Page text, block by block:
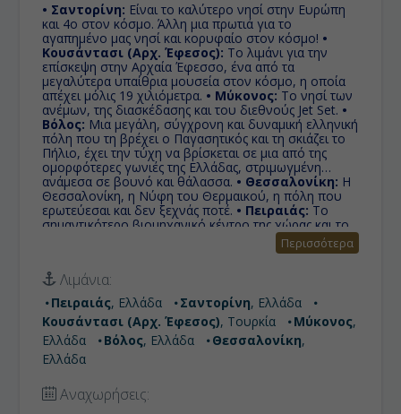
• Σαντορίνη: Είναι το καλύτερο νησί στην Ευρώπη
και 4ο στον κόσμο. Άλλη μια πρωτιά για το
αγαπημένο μας νησί και κορυφαίο στον κόσμο! •
Κουσάντασι (Αρχ. Έφεσος): Το λιμάνι για την
επίσκεψη στην Αρχαία Έφεσσο, ένα από τα
μεγαλύτερα υπαίθρια μουσεία στον κόσμο, η οποία
απέχει μόλις 19 χιλιόμετρα. • Μύκονος:Το νησί των
ανέμων, της διασκέδασης και του διεθνούς Jet Set. •
Βόλος: Μια μεγάλη, σύγχρονη και δυναμική ελληνική
πόλη που τη βρέχει ο Παγασητικός και τη σκιάζει το
Πήλιο, έχει την τύχη να βρίσκεται σε μια από της
ομορφότερες γωνιές της Ελλάδας, στριμωγμένη
ανάμεσα σε βουνό και θάλασσα. • Θεσσαλονίκη: Η
Θεσσαλονίκη, η Νύφη του Θερμαικού, η πόλη που
ερωτεύεσαι και δεν ξεχνάς ποτέ. • Πειραιάς: Το
σημαντικότερο βιομηχανικό κέντρο της χώρας και το
μεγαλύτερο εμπορικό κέντρο της ελληνικής
οικονομίας, ενώ διαθέτει το μεγαλύτερο, σε
επιβατική κίνηση, λιμένα της Ευρώπης συνδέοντας
ακτοπλοϊκά την πρωτεύουσα με τα νησιά του
Αιγαίου.
Περισσότερα
Λιμάνια:
Πειραιάς, Ελλάδα Σαντορίνη, Ελλάδα
Κουσάντασι (Αρχ. Έφεσος), Τουρκία Μύκονος,
Ελλάδα
Βόλος, Ελλάδα Θεσσαλονίκη,
Ελλάδα
Αναχωρήσεις: